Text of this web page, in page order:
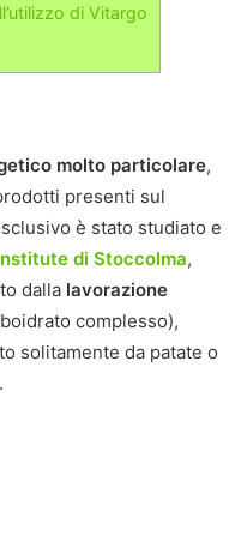
di Vitargo
molto particolare,
presenti sul
è stato studiato e
di Stoccolma,
dalla lavorazione
complesso),
solitamente da patate o